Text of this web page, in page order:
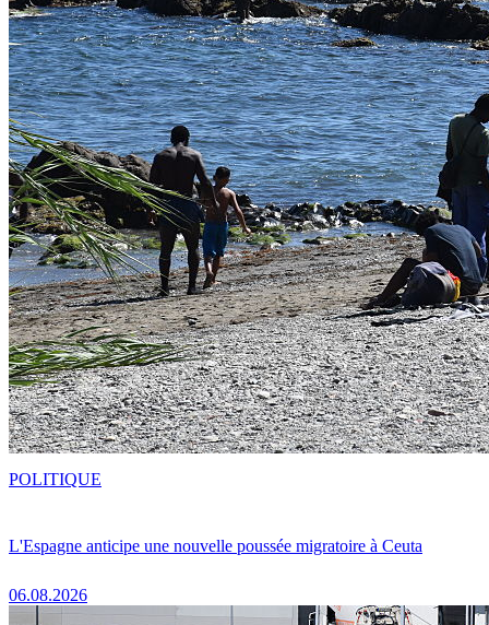
L'Espagne anticipe une nouvelle poussée migratoire à Ceuta
06.08.2026
POLITIQUE